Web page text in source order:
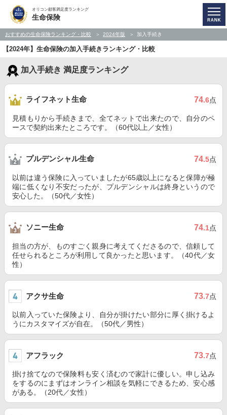
オリコン顧客満足度ランキング
生命保険
おすすめの生命保険ランキング・比較 2024年版 加入手続き
【2024年】生命保険の加入手続きランキング・比較
加入手続き 満足度ランキング
ライフネット生命 74.6点
見積もりから手続きまで、全てネットで出来たので、自分のペ
ースで契約出来たところです。（60代以上／女性）
プルデンシャル生命 74.5点
以前は違う保険に入っていましたが65歳以上になると保障が極
端に低くなり不安だったが、プルデンシャルは終身というので
安心した。（50代／女性）
ソニー生命 74.1点
担当の方が、ものすごく親身に考えてくださるので、信頼して
任せられるところが利用して良かったと思います。（40代／女
性）
アクサ生命 73.7点
以前入っていた保険より、自分が掛けたい部分に厚く掛けるよ
うにカスタマイズが自在。（50代／男性）
アフラック 73.7点
掛け捨てなので保険料も安く済むので家計に優しい。申し込み
をするのにまずはオンライン相談を気軽にできるため、安心感
がある。（20代／女性）